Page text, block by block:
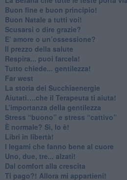
Buon fine e buon principio!
​Buon Natale a tutti voi!
​Scusarsi o dire grazie?
​E’ amore o un’ossessione?
​Il prezzo della salute
​Respira... puoi farcela!
​Tutto chiede... gentilezza!
​Far west
​La storia dei Succhiaenergie
​Aiutati….che il Terapeuta ti aiuta!
​L’importanza della gentilezza
​Stress “buono” e stress “cattivo”
​È normale? Sì, lo è!
​Libri in libertà!
​I legami che fanno bene al cuore
Uno, due, tre... alzati!​
​Dal comfort alla crescita
​Ti pago?! Allora mi appartieni!​